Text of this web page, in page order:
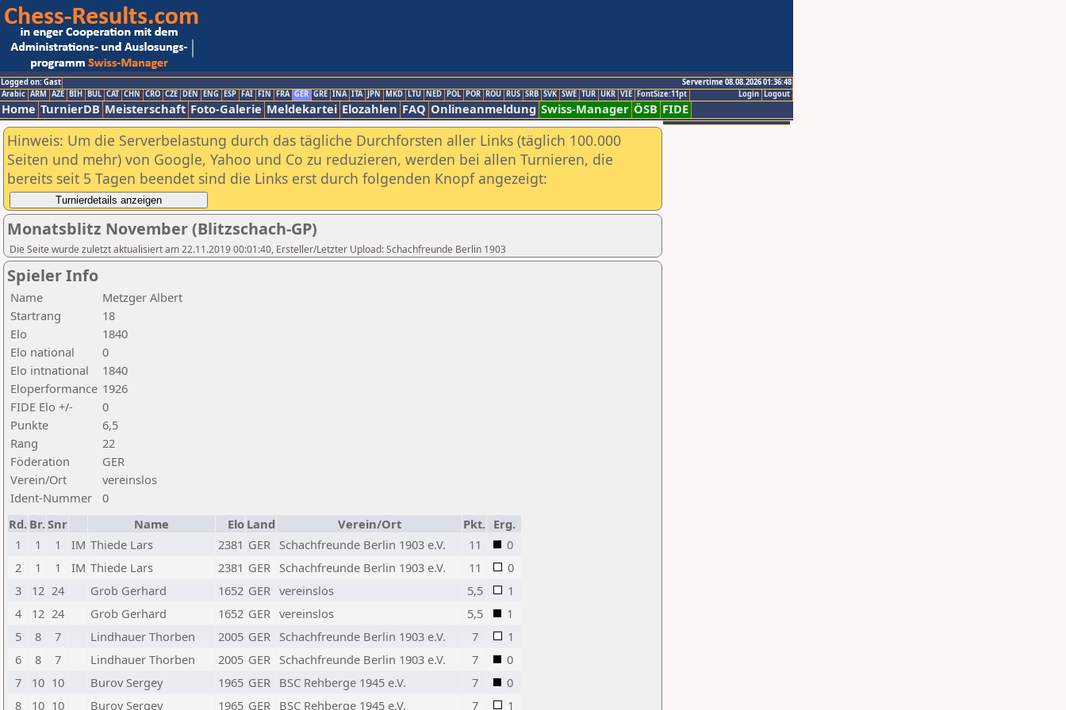
Logged on: Gast
Servertime 08.08.2026 01:36:48
Logout
Login
Arabic ARM AZE BIH BUL CAT CHN CRO CZE DEN ENG ESP FAI FIN FRA GER GRE INA ITA JPN MKD LTU NED POL POR ROU RUS SRB SVK SWE TUR UKR VIE FontSize:11pt
Home TurnierDB Meisterschaft Foto-Galerie Meldekartei Elozahlen FAQ Onlineanmeldung Swiss-Manager ÖSB FIDE
Hinweis: Um die Serverbelastung durch das tägliche Durchforsten aller Links (täglich 100.000
Seiten und mehr) von Google, Yahoo und Co zu reduzieren, werden bei allen Turnieren, die
bereits seit 5 Tagen beendet sind die Links erst durch folgenden Knopf angezeigt:
Monatsblitz November (Blitzschach-GP)
Die Seite wurde zuletzt aktualisiert am 22.11.2019 00:01:40, Ersteller/Letzter Upload: Schachfreunde Berlin 1903
Spieler Info
Name
Metzger Albert
Startrang
18
Elo
1840
Elo national
0
Elo intnational
1840
Eloperformance 1926
FIDE Elo +/-
0
Punkte
6,5
Rang
22
Föderation
GER
Verein/Ort
vereinslos
Ident-Nummer
0
Rd. Br.Snr Name Elo Land Verein/Ort Pkt. Erg.
1
1 1 IM Thiede Lars 2381 GER Schachfreunde Berlin 1903 e.V. 11
0
2
1 1 IM Thiede Lars 2381 GER Schachfreunde Berlin 1903 e.V. 11
0
3
12 24 Grob Gerhard 1652 GER vereinslos 5,5
1
4
12 24 Grob Gerhard 1652 GER vereinslos 5,5
1
5
8 7 Lindhauer Thorben 2005 GER Schachfreunde Berlin 1903 e.V. 7
1
6
8 7 Lindhauer Thorben 2005 GER Schachfreunde Berlin 1903 e.V. 7
0
7
10 10 Burov Sergey 1965 GER BSC Rehberge 1945 e.V. 7
0
8
10 10 Burov Sergey 1965 GER BSC Rehberge 1945 e.V. 7 1